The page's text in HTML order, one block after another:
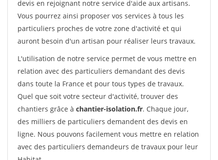
devis en rejoignant notre service d'aide aux artisans.
Vous pourrez ainsi proposer vos services à tous les
particuliers proches de votre zone d'activité et qui
auront besoin d'un artisan pour réaliser leurs travaux.
L'utilisation de notre service permet de vous mettre en
relation avec des particuliers demandant des devis
dans toute la France et pour tous types de travaux.
Quel que soit votre secteur d'activité, trouver des
chantiers grâce à chantier-isolation.fr. Chaque jour,
des milliers de particuliers demandent des devis en
ligne. Nous pouvons facilement vous mettre en relation
avec des particuliers demandeurs de travaux pour leur